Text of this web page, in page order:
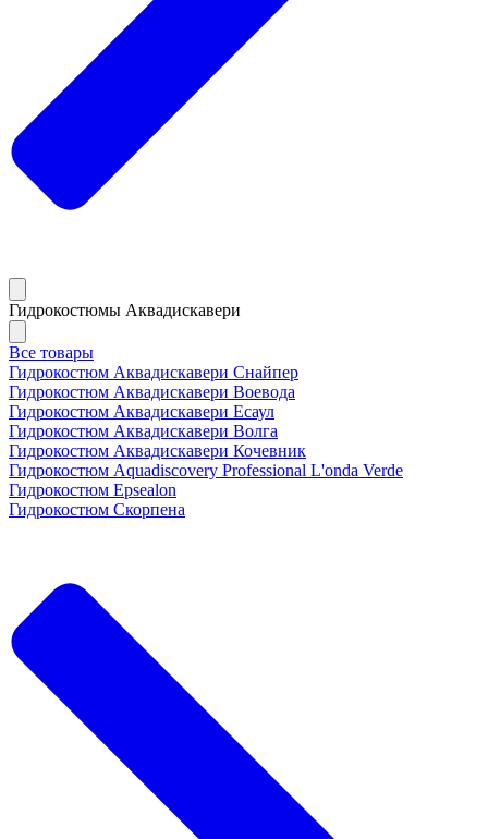
Гидрокостюмы Аквадискавери
Все товары
Гидрокостюм Аквадискавери Снайпер
Гидрокостюм Аквадискавери Воевода
Гидрокостюм Аквадискавери Есаул
Гидрокостюм Аквадискавери Волга
Гидрокостюм Аквадискавери Кочевник
Гидрокостюм Aquadiscovery Professional L'onda Verde
Гидрокостюм Epsealon
Гидрокостюм Скорпена